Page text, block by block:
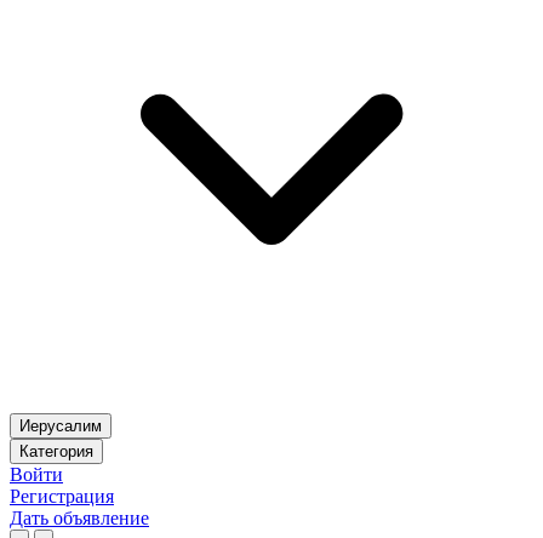
Иерусалим
Категория
Войти
Регистрация
Дать объявление